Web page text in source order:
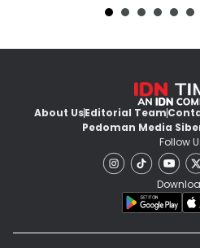
About UsEditorial Team
Pedoman Media
Follow